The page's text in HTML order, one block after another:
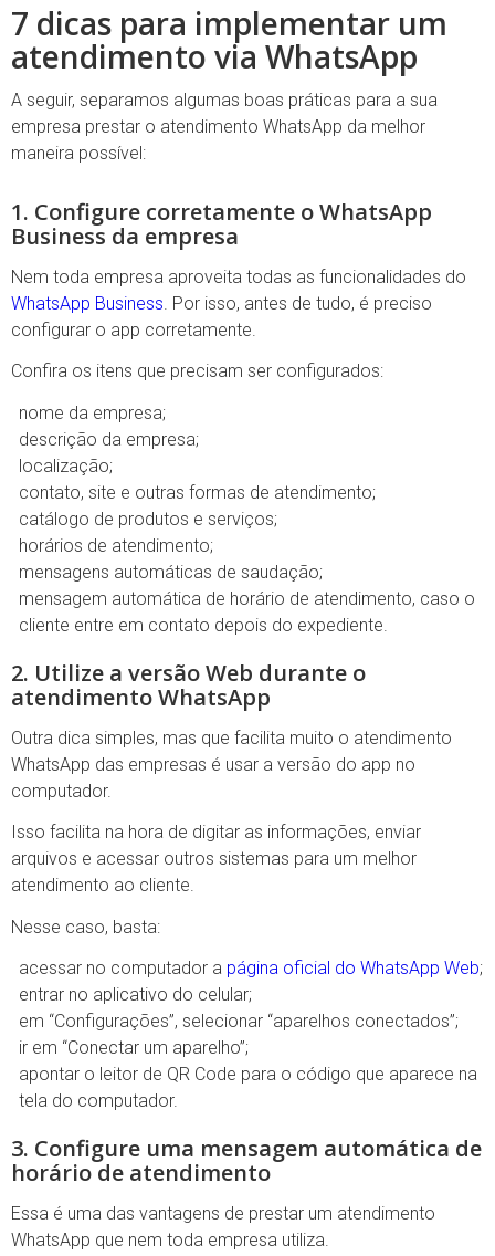
7 dicas para implementar um
atendimento via WhatsApp
A seguir, separamos algumas boas práticas para a sua
empresa prestar o atendimento WhatsApp da melhor
maneira possível:
1. Configure corretamente o WhatsApp
Business da empresa
Nem toda empresa aproveita todas as funcionalidades do
WhatsApp Business . Por isso, antes de tudo, é preciso
configurar o app corretamente.
Confira os itens que precisam ser configurados:
nome da empresa;
descrição da empresa;
localização;
contato, site e outras formas de atendimento;
catálogo de produtos e serviços;
horários de atendimento;
mensagens automáticas de saudação;
mensagem automática de horário de atendimento, caso o
cliente entre em contato depois do expediente.
2. Utilize a versão Web durante o
atendimento WhatsApp
Outra dica simples, mas que facilita muito o atendimento
WhatsApp das empresas é usar a versão do app no
computador.
Isso facilita na hora de digitar as informações, enviar
arquivos e acessar outros sistemas para um melhor
atendimento ao cliente.
Nesse caso, basta:
acessar no computador a página oficial do WhatsApp Web;
entrar no aplicativo do celular;
em “Configurações”, selecionar “aparelhos conectados”;
ir em “Conectar um aparelho”;
apontar o leitor de QR Code para o código que aparece na
tela do computador.
3. Configure uma mensagem automática de
horário de atendimento
Essa é uma das vantagens de prestar um atendimento
WhatsApp que nem toda empresa utiliza.